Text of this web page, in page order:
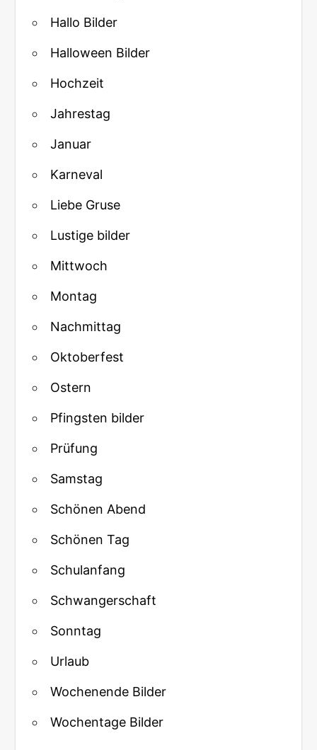
Hallo Bilder
Halloween Bilder
Hochzeit
Jahrestag
Januar
Karneval
Liebe Gruse
Lustige bilder
Mittwoch
Montag
Nachmittag
Oktoberfest
Ostern
Pfingsten bilder
Prüfung
Samstag
Schönen Abend
Schönen Tag
Schulanfang
Schwangerschaft
Sonntag
Urlaub
Wochenende Bilder
Wochentage Bilder